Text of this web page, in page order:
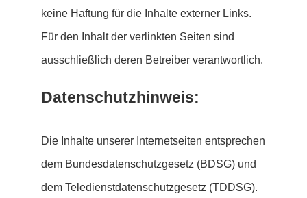
keine Haftung für die Inhalte externer Links.
Für den Inhalt der verlinkten Seiten sind
ausschließlich deren Betreiber verantwortlich.
Datenschutzhinweis:
Die Inhalte unserer Internetseiten entsprechen
dem Bundesdatenschutzgesetz (BDSG) und
dem Teledienstdatenschutzgesetz (TDDSG).